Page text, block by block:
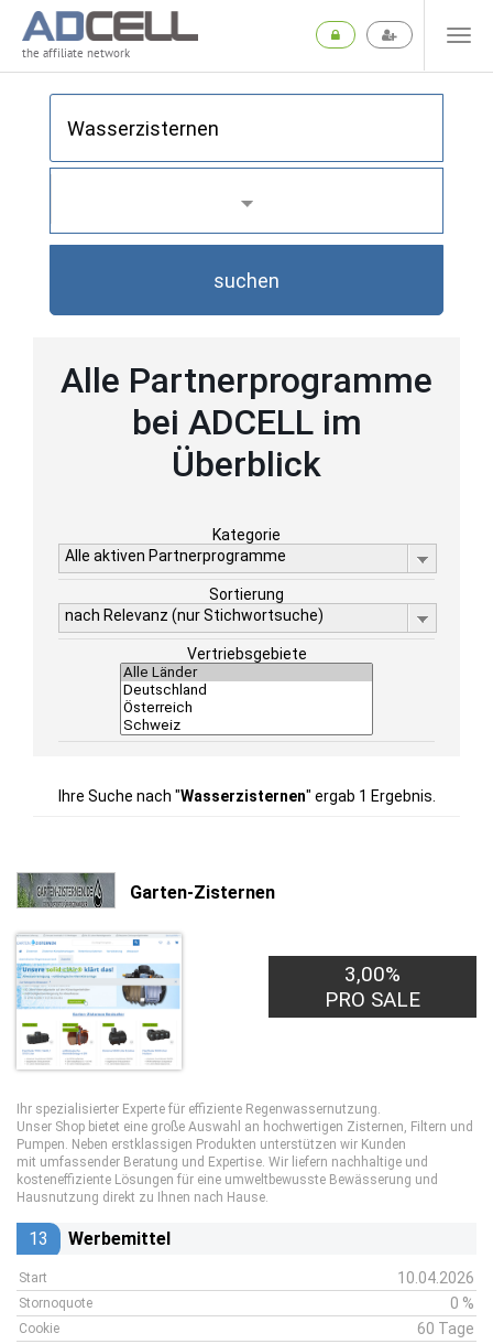
the affiliate network
suchen
Alle Partnerprogramme
bei ADCELL im
Überblick
Kategorie
Alle aktiven Partnerprogramme
Sortierung
nach Relevanz (nur Stichwortsuche)
Vertriebsgebiete
Ihre Suche nach "Wasserzisternen" ergab 1 Ergebnis.
Garten-Zisternen
3,00%
PRO SALE
Ihr spezialisierter Experte für effiziente Regenwassernutzung.
Unser Shop bietet eine große Auswahl an hochwertigen Zisternen, Filtern und
Pumpen. Neben erstklassigen Produkten unterstützen wir Kunden
mit umfassender Beratung und Expertise. Wir liefern nachhaltige und
kosteneffiziente Lösungen für eine umweltbewusste Bewässerung und
Hausnutzung direkt zu Ihnen nach Hause.
13 Werbemittel
Start 10.04.2026
Stornoquote 0 %
Cookie 60 Tage